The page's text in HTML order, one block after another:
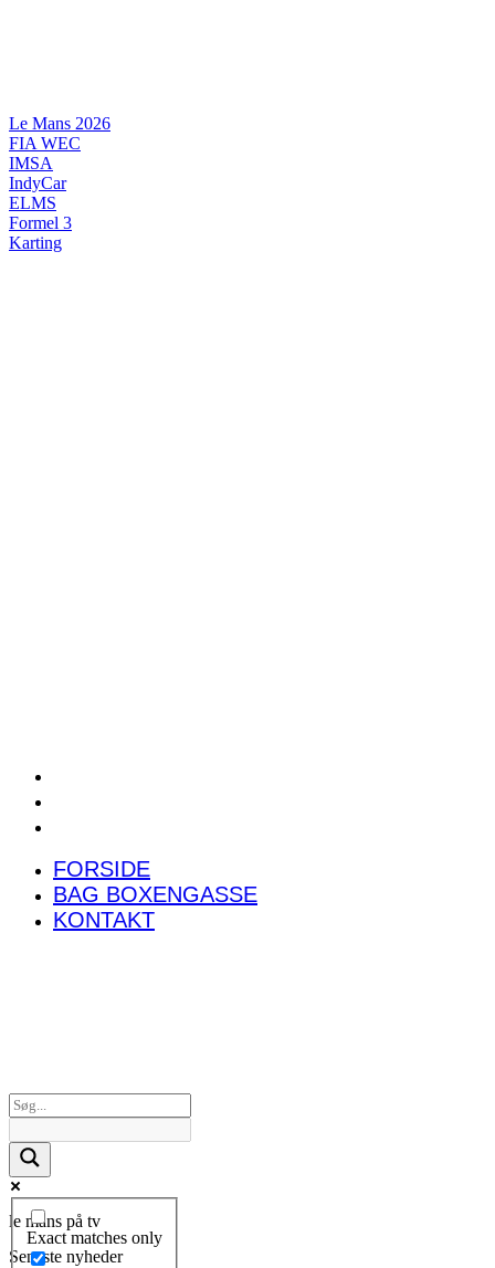
Le Mans 2026
FIA WEC
IMSA
IndyCar
ELMS
Formel 3
Karting
FORSIDE
BAG BOXENGASSE
KONTAKT
Exact matches only
le mans på tv
Seneste nyheder